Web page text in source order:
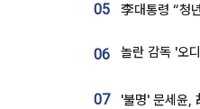
05
06
07